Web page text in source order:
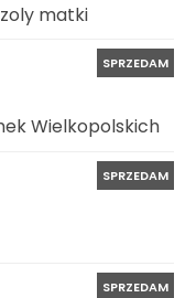
matki
SPRZEDAM
Wielkopolskich
SPRZEDAM
SPRZEDAM